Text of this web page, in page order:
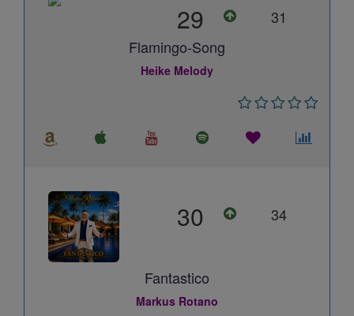
29
31
Flamingo-Song
Heike Melody
30 34
Fantastico
Markus Rotano